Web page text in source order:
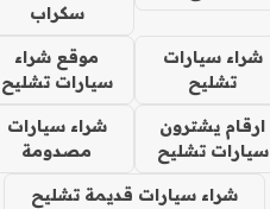
سكراب
شراء سيارات
تشليح
موقع شراء
سيارات تشليح
ارقام يشترون
سيارات تشليح
شراء سيارات
مصدومة
شراء سيارات قديمة تشليح